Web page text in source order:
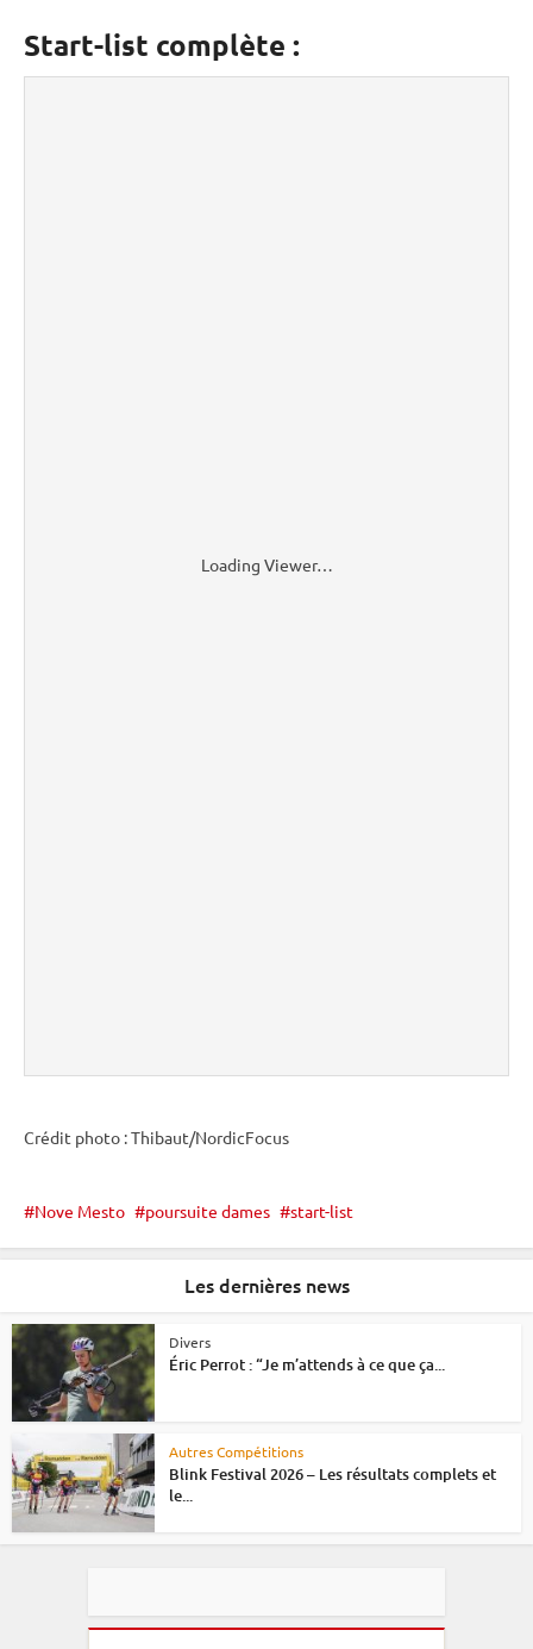
Start-list complète :
Loading Viewer…
Crédit photo : Thibaut/NordicFocus
Nove Mesto poursuite dames start-list
Les dernières news
Divers
Éric Perrot : “Je m’attends à ce que ça...
Autres Compétitions
Blink Festival 2026 – Les résultats complets et
le...